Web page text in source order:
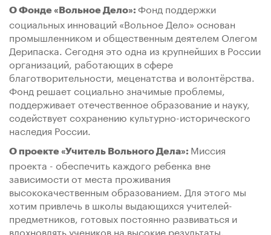
О Фонде «Вольное Дело»: Фонд поддержки
социальных инноваций «Вольное Дело» основан
промышленником и общественным деятелем Олегом
Дерипаска. Сегодня это одна из крупнейших в России
организаций, работающих в сфере
благотворительности, меценатства и волонтёрства.
Фонд решает социально значимые проблемы,
поддерживает отечественное образование и науку,
содействует сохранению культурно-исторического
наследия России.
О проекте «Учитель Вольного Дела»: Миссия
проекта - обеспечить каждого ребенка вне
зависимости от места проживания
высококачественным образованием. Для этого мы
хотим привлечь в школы выдающихся учителей-
предметников, готовых постоянно развиваться и
вдохновлять учеников на высокие результаты.